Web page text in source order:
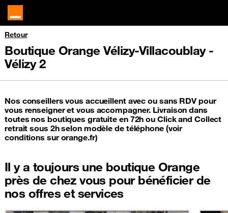
Retour
Boutique Orange Vélizy-Villacoublay -
Vélizy 2
Nos conseillers vous accueillent avec ou sans RDV pour
vous renseigner et vous accompagner. Livraison dans
toutes nos boutiques gratuite en 72h ou Click and Collect
retrait sous 2h selon modèle de téléphone (voir
conditions sur orange.fr)
Il y a toujours une boutique Orange
près de chez vous pour bénéficier de
nos offres et services